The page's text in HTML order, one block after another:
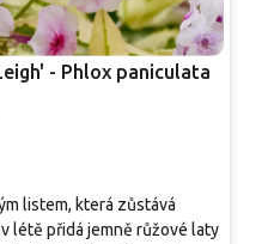
- Phlox paniculata
listem, která zůstává
létě přidá jemně růžové laty